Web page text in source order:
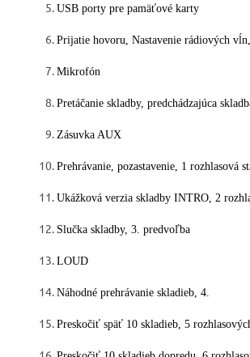
USB porty pre pamäťové karty
Prijatie hovoru, Nastavenie rádiových
Mikrofón
Pretáčanie skladby, predchádzajúca
Zásuvka AUX
Prehrávanie, pozastavenie, 1 rozhlasová
Ukážková verzia skladby INTRO, 2
Slučka skladby, 3. predvoľba
LOUD
Náhodné prehrávanie skladieb, 4.
Preskočiť späť 10 skladieb, 5